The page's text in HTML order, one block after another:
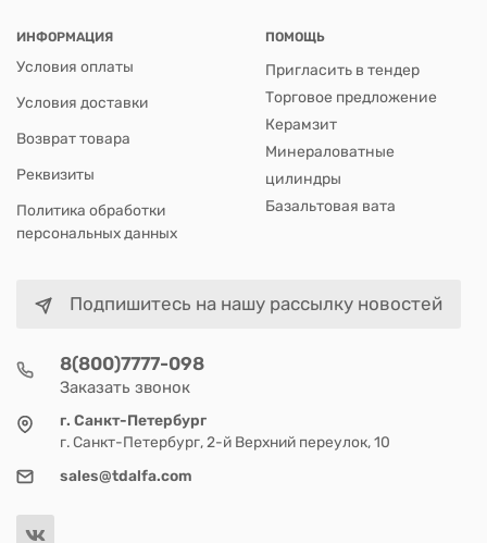
ИНФОРМАЦИЯ
Условия оплаты
Условия доставки
Возврат товара
Реквизиты
Политика обработки
персональных данных
ПОМОЩЬ
Пригласить в тендер
Торговое предложение
Керамзит
Минераловатные
цилиндры
Базальтовая вата
Подпишитесь на нашу рассылку новостей
8(800)7777-098
Заказать звонок
г. Санкт-Петербург
г. Санкт-Петербург, 2-й Верхний переулок, 10
sales@tdalfa.com